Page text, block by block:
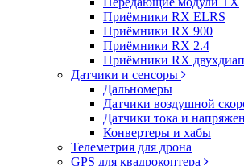
Приёмники RX ELRS
Приёмники RX 900
Приёмники RX 2.4
Приёмники RX
Датчики и сенсоры
Дальномеры
Датчики воздушной
Датчики тока и
Конвертеры и хабы
Телеметрия для дрона
GPS для квадрокоптера